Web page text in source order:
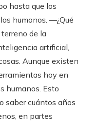
hasta que los
humanos. —¿Qué
de la
artificial,
Aunque existen
hoy en
humanos. Esto
saber cuántos años
en partes